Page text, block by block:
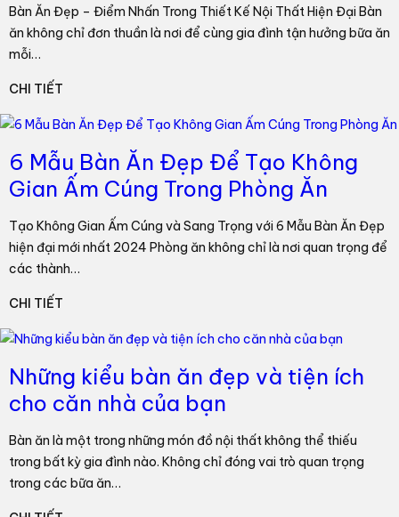
Bàn Ăn Đẹp – Điểm Nhấn Trong Thiết Kế Nội Thất Hiện Đại Bàn
ăn không chỉ đơn thuần là nơi để cùng gia đình tận hưởng bữa ăn
mỗi…
CHI TIẾT
6 Mẫu Bàn Ăn Đẹp Để Tạo Không
Gian Ấm Cúng Trong Phòng Ăn
Tạo Không Gian Ấm Cúng và Sang Trọng với 6 Mẫu Bàn Ăn Đẹp
hiện đại mới nhất 2024 Phòng ăn không chỉ là nơi quan trọng để
các thành…
CHI TIẾT
Những kiểu bàn ăn đẹp và tiện ích
cho căn nhà của bạn
Bàn ăn là một trong những món đồ nội thất không thể thiếu
trong bất kỳ gia đình nào. Không chỉ đóng vai trò quan trọng
trong các bữa ăn…